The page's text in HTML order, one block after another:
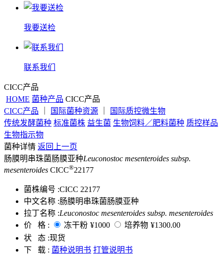
我要送检
联系我们
CICC产品
HOME 菌种产品 CICC产品
CICC产品
国际菌种资源
国际质控微生物
传统发酵菌种 标准菌株 益生菌 生物饲料／肥料菌种 质控样品
生物指示物
菌种详情 返回上一页
肠膜明串珠菌肠膜亚种Leuconostoc mesenteroides subsp.
mesenteroides CICC®22177
菌株编号 :CICC 22177
中文名称 :肠膜明串珠菌肠膜亚种
拉丁名称 :Leuconostoc mesenteroides subsp. mesenteroides
价 格 :
冻干粉 ¥1000 培养物 ¥1300.00
状 态 :现货
下 载 : 菌种说明书 打管说明书